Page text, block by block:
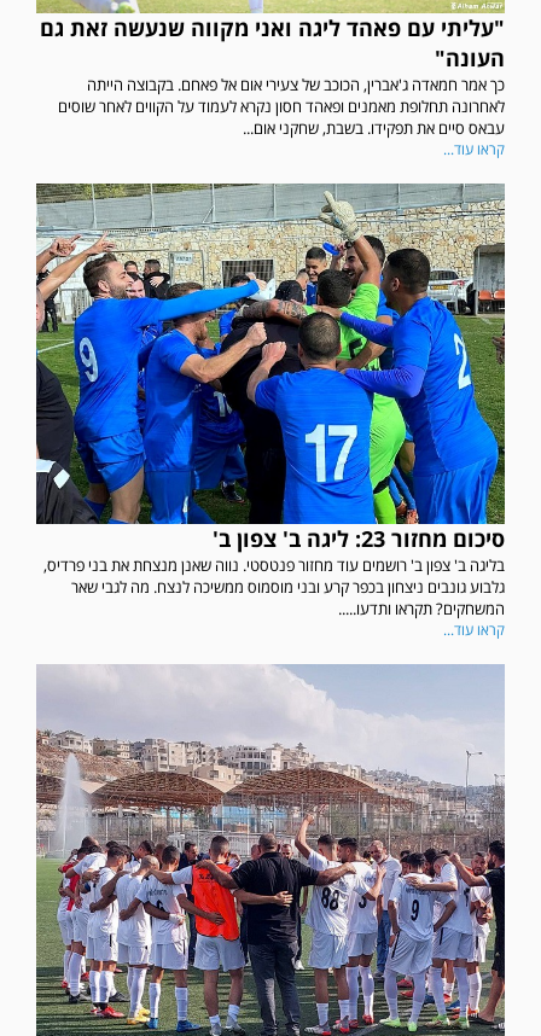
"עליתי עם פאהד ליגה ואני מקווה שנעשה זאת גם
העונה"
כך אמר חמאדה ג'אברין, הכוכב של צעירי אום אל פאחם. בקבוצה הייתה
לאחרונה תחלופת מאמנים ופאהד חסון נקרא לעמוד על הקווים לאחר שוסים
עבאס סיים את תפקידו. בשבת, שחקני אום...
קראו עוד...
סיכום מחזור 23: ליגה ב' צפון ב'
בליגה ב' צפון ב' רושמים עוד מחזור פנטסטי. נווה שאנן מנצחת את בני פרדיס,
גלבוע גונבים ניצחון בכפר קרע ובני מוסמוס ממשיכה לנצח. מה לגבי שאר
המשחקים? תקראו ותדעו.....
קראו עוד...